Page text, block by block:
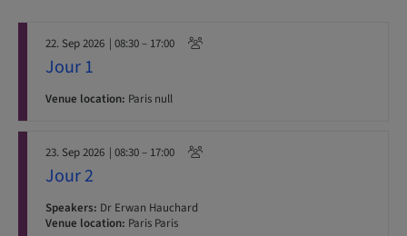
22. Sep 2026 | 08:30 – 17:00
Jour 1
Venue location: Paris null
23. Sep 2026 | 08:30 – 17:00
Jour 2
Speakers: Dr Erwan Hauchard
Venue location: Paris Paris